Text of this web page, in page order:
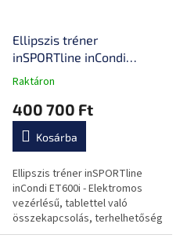
Ellipszis tréner
inSPORTline inCondi
ET600i
A
átlagos
értékelése
0,0
csillag.
Raktáron
400 700 Ft
Kosárba
Ellipszis tréner inSPORTline
inCondi ET600i - Elektromos
vezérlésű, tablettel való
összekapcsolás, terhelhetőség
200 kg, 8 kg lendkerék, lépések